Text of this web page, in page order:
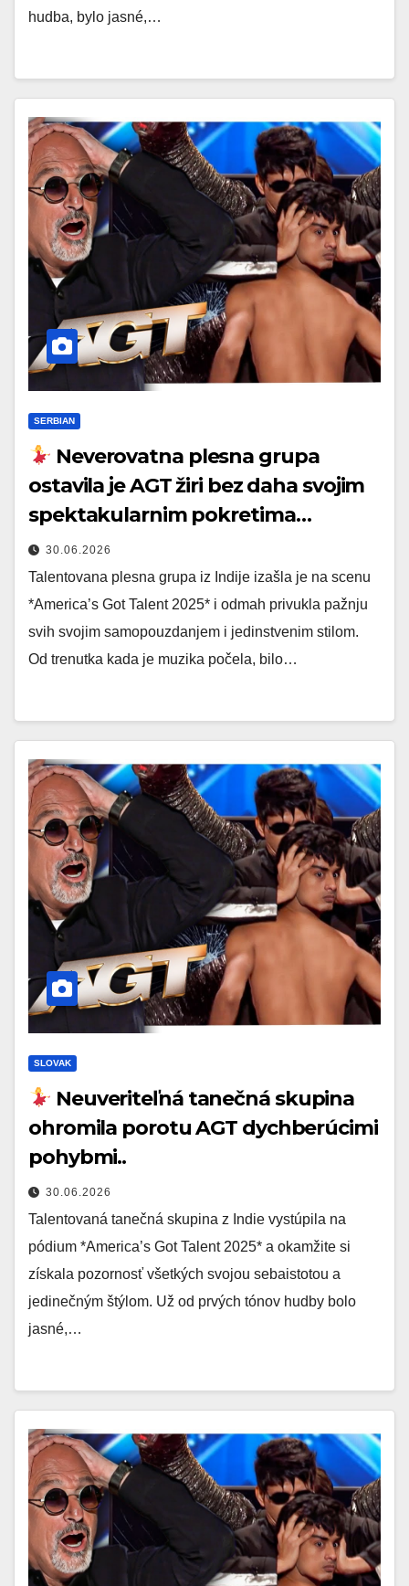
hudba, bylo jasné,…
SERBIAN
Neverovatna plesna grupa
ostavila je AGT žiri bez daha svojim
spektakularnim pokretima…
30.06.2026
Talentovana plesna grupa iz Indije izašla je na scenu
*America’s Got Talent 2025* i odmah privukla pažnju
svih svojim samopouzdanjem i jedinstvenim stilom.
Od trenutka kada je muzika počela, bilo…
SLOVAK
Neuveriteľná tanečná skupina
ohromila porotu AGT dychberúcimi
pohybmi..
30.06.2026
Talentovaná tanečná skupina z Indie vystúpila na
pódium *America’s Got Talent 2025* a okamžite si
získala pozornosť všetkých svojou sebaistotou a
jedinečným štýlom. Už od prvých tónov hudby bolo
jasné,…